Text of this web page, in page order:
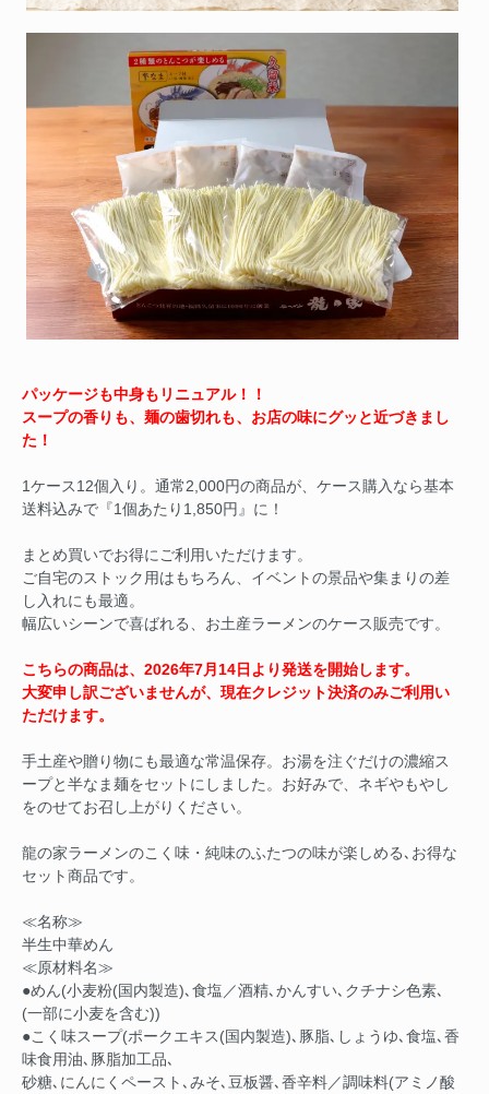
パッケージも中身もリニュアル！！
スープの香りも、麺の歯切れも、お店の味にグッと近づきまし
た！
1ケース12個入り。通常2,000円の商品が、ケース購入なら基本
送料込みで『1個あたり1,850円』に！
まとめ買いでお得にご利用いただけます。
ご自宅のストック用はもちろん、イベントの景品や集まりの差
し入れにも最適。
幅広いシーンで喜ばれる、お土産ラーメンのケース販売です。
こちらの商品は、2026年7月14日より発送を開始します。
大変申し訳ございませんが、現在クレジット決済のみご利用い
ただけます。
手土産や贈り物にも最適な常温保存。お湯を注ぐだけの濃縮ス
ープと半なま麺をセットにしました。お好みで、ネギやもやし
をのせてお召し上がりください。
龍の家ラーメンのこく味・純味のふたつの味が楽しめる､お得な
セット商品です。
≪名称≫
半生中華めん
≪原材料名≫
●めん(小麦粉(国内製造)､食塩／酒精､かんすい､クチナシ色素､
(一部に小麦を含む))
●こく味スープ(ポークエキス(国内製造)､豚脂､しょうゆ､食塩､香
味食用油､豚脂加工品､
砂糖､にんにくペースト､みそ､豆板醤､香辛料／調味料(アミノ酸